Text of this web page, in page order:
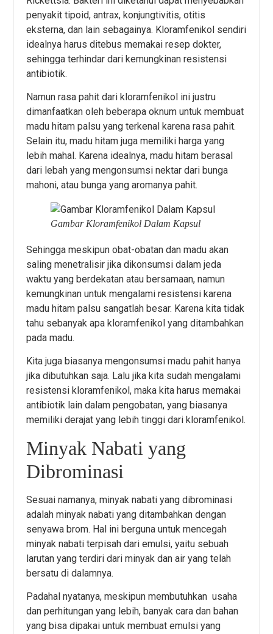
penyakit tipoid, antrax, konjungtivitis, otitis
eksterna, dan lain sebagainya. Kloramfenikol sendiri
idealnya harus ditebus memakai resep dokter,
sehingga terhindar dari kemungkinan resistensi
antibiotik.
Namun rasa pahit dari kloramfenikol ini justru
dimanfaatkan oleh beberapa oknum untuk membuat
madu hitam palsu yang terkenal karena rasa pahit.
Selain itu, madu hitam juga memiliki harga yang
lebih mahal. Karena idealnya, madu hitam berasal
dari lebah yang mengonsumsi nektar dari bunga
mahoni, atau bunga yang aromanya pahit.
Gambar Kloramfenikol Dalam Kapsul
Sehingga meskipun obat-obatan dan madu akan
saling menetralisir jika dikonsumsi dalam jeda
waktu yang berdekatan atau bersamaan, namun
kemungkinan untuk mengalami resistensi karena
madu hitam palsu sangatlah besar. Karena kita tidak
tahu sebanyak apa kloramfenikol yang ditambahkan
pada madu.
Kita juga biasanya mengonsumsi madu pahit hanya
jika dibutuhkan saja. Lalu jika kita sudah mengalami
resistensi kloramfenikol, maka kita harus memakai
antibiotik lain dalam pengobatan, yang biasanya
memiliki derajat yang lebih tinggi dari kloramfenikol.
Minyak Nabati yang
Dibrominasi
Sesuai namanya, minyak nabati yang dibrominasi
adalah minyak nabati yang ditambahkan dengan
senyawa brom. Hal ini berguna untuk mencegah
minyak nabati terpisah dari emulsi, yaitu sebuah
larutan yang terdiri dari minyak dan air yang telah
bersatu di dalamnya.
Padahal nyatanya, meskipun membutuhkan usaha
dan perhitungan yang lebih, banyak cara dan bahan
yang bisa dipakai untuk membuat emulsi yang